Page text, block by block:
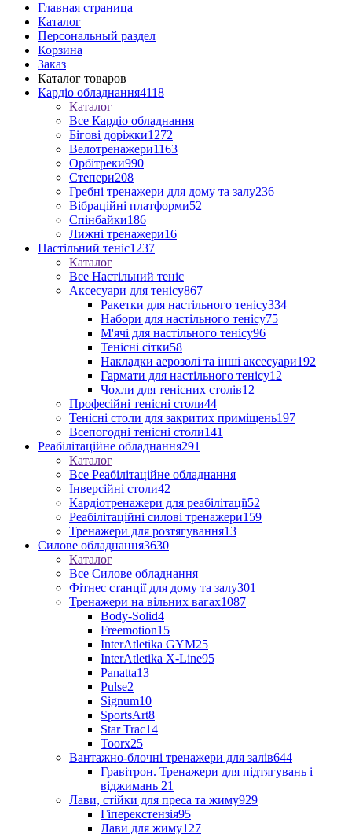
Главная страница
Каталог
Персональный раздел
Корзина
Заказ
Каталог товаров
Кардіо обладнання4118
Каталог
Все Кардіо обладнання
Бігові доріжки1272
Велотренажери1163
Орбітреки990
Степери208
Гребні тренажери для дому та залу236
Вібраційні платформи52
Спінбайки186
Лижні тренажери16
Настільний теніс1237
Каталог
Все Настільний теніс
Аксесуари для тенісу867
Ракетки для настільного тенісу334
Набори для настільного тенісу75
М'ячі для настільного тенісу96
Тенісні сітки58
Накладки аерозолі та інші аксесуари192
Гармати для настільного тенісу12
Чохли для тенісних столів12
Професійні тенісні столи44
Тенісні столи для закритих приміщень197
Всепогодні тенісні столи141
Реабілітаційне обладнання291
Каталог
Все Реабілітаційне обладнання
Інверсійні столи42
Кардіотренажери для реабілітації52
Реабілітаційні силові тренажери159
Тренажери для розтягування13
Силове обладнання3630
Каталог
Все Силове обладнання
Фітнес станції для дому та залу301
Тренажери на вільних вагах1087
Body-Solid4
Freemotion15
InterAtletika GYM25
InterAtletika X-Line95
Panatta13
Pulse2
Signum10
SportsArt8
Star Trac14
Toorx25
Вантажно-блочні тренажери для залів644
Гравітрон. Тренажери для підтягувань і
віджимань 21
Лави, стійки для преса та жиму929
Гіперекстензія95
Лави для жиму127